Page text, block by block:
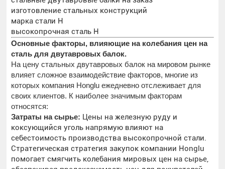
изготовление стальных конструкций
марка стали H
высокопрочная сталь H
Основные факторы, влияющие на колебания цен на
сталь для двутавровых балок.
На цену стальных двутавровых балок на мировом рынке
влияет сложное взаимодействие факторов, многие из
которых компания Honglu ежедневно отслеживает для
своих клиентов. К наиболее значимым факторам
относятся:
Затраты на сырье: Цены на железную руду и
коксующийся уголь напрямую влияют на
себестоимость производства высокопрочной стали.
Стратегическая стратегия закупок компании Honglu
помогает смягчить колебания мировых цен на сырье,